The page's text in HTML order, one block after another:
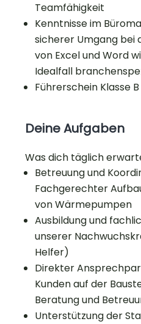
Teamfähigkeit
Kenntnisse im
sicherer Umgang bei
von Excel und Word
Idealfall
Führerschein Klasse B
Deine Aufgaben
Was dich täglich
Betreuung und
Fachgerechter
von Wärmepumpen
Ausbildung und
unserer
Helfer)
Direkter
Kunden auf der
Beratung und
Unterstützung der